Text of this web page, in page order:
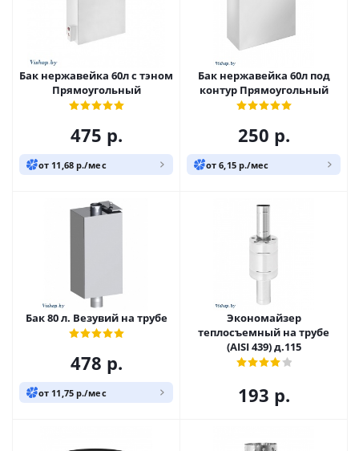
Бак нержавейка 60л с тэном
Прямоугольный
475 р.
от 11,68 р./мес
Бак нержавейка 60л под
контур Прямоугольный
250 р.
от 6,15 р./мес
Бак 80 л. Везувий на трубе
478 р.
от 11,75 р./мес
Экономайзер
теплосъемный на трубе
(AISI 439) д.115
193 р.